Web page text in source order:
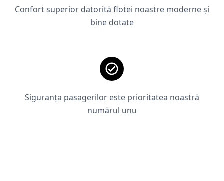
Confort superior datorită flotei noastre moderne și
bine dotate
Siguranța pasagerilor este prioritatea noastră
numărul unu